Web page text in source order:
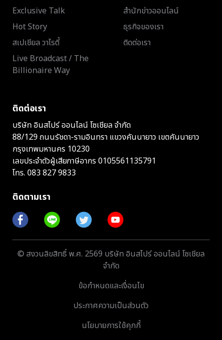
Exclusive Talk
Hot Story
สเปเชียล วาไรตี้
Live Broadcast / The
Billionaire Way
สำนักข่าวออนไลน์
ธุรกิจของเรา
ติดต่อเรา
ติดต่อเรา
บริษัท อินสไปร์ ออนไลน์ โซเชียล จำกัด
88/129 ถนนรัชดา-รามอินทรา แขวงคันนายาว เขตคันนายาว
กรุงเทพมหานคร 10230
เลขประจำตัวผู้เสียภาษีอากร 0105561135791
โทร. 083 827 9833
ติดตามเรา
© สงวนลิขสิทธิ์ พ.ศ. 2569 บริษัท อินสไปร์ ออนไลน์ โซเชียล
จำกัด
ข้อกำหนดและเงื่อนไข
ประกาศความเป็นส่วนตัว
นโยบายการใช้คุกกี้